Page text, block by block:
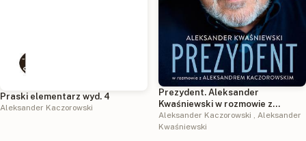
Praski elementarz wyd. 4
Aleksander Kaczorowski
Prezydent. Aleksander
Kwaśniewski w rozmowie z
Aleksandrem Kaczorowskim wyd.
2025
Aleksander Kaczorowski , Aleksander
Kwaśniewski